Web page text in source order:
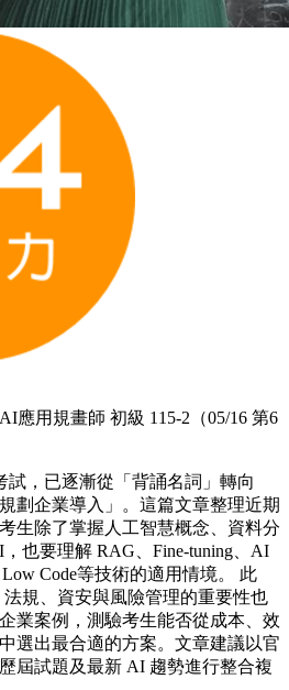
應用規畫師 初級 115-2（05/16 第6
試，已逐漸從「背誦名詞」轉向
劃企業導入」。這篇文章整理近期
生除了掌握人工智慧概念、資料分
也要理解 RAG、Fine-tuning、AI
Code等技術的適用情境。 此
規、資安與風險管理的重要性也
業案例，測驗考生能否從成本、效
選出最合適的方案。文章建議以官
屆試題及最新 AI 趨勢進行整合複